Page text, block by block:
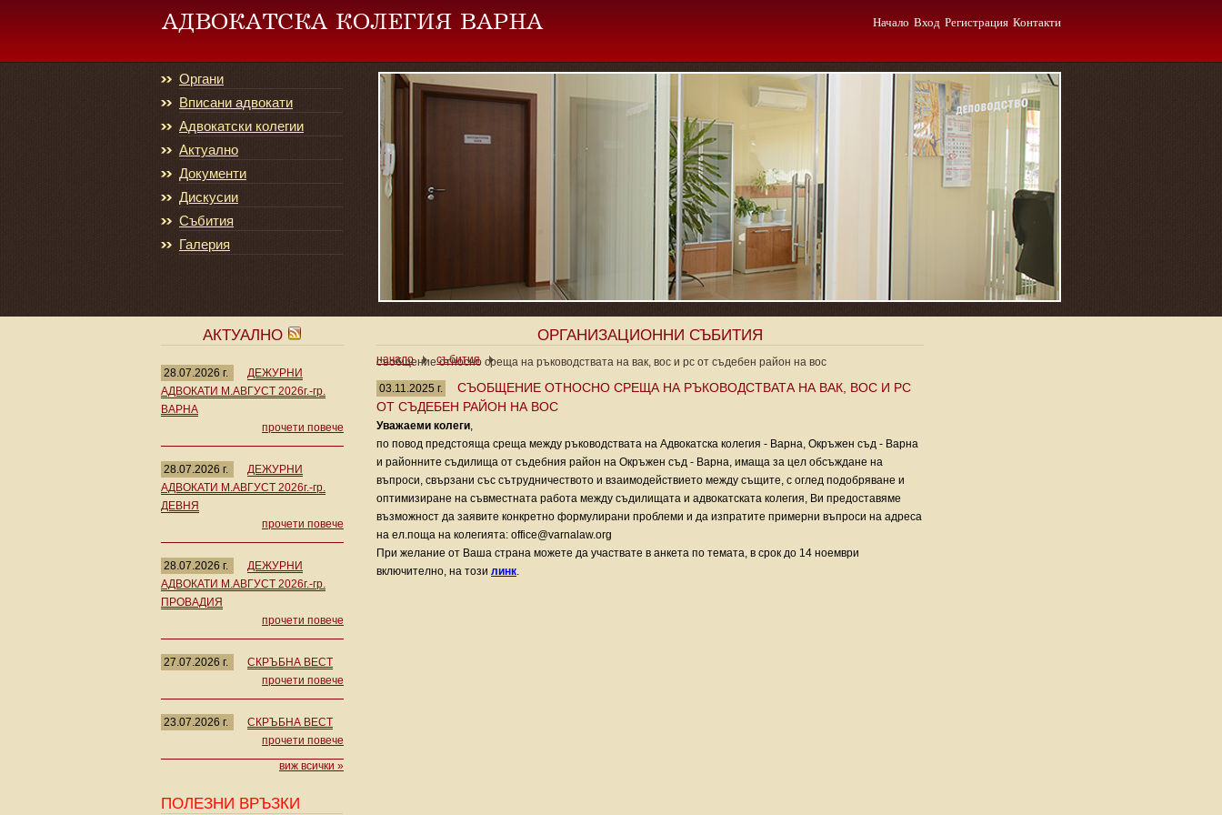
Начало Вход Регистрация Контакти
Органи
Вписани адвокати
Адвокатски колегии
Актуално
Документи
Дискусии
Събития
Галерия
АКТУАЛНО
28.07.2026 г.
ДЕЖУРНИ
АДВОКАТИ М.АВГУСТ 2026г.-гр.
ВАРНА
прочети повече
28.07.2026 г.
ДЕЖУРНИ
АДВОКАТИ М.АВГУСТ 2026г.-гр.
ДЕВНЯ
прочети повече
28.07.2026 г.
ДЕЖУРНИ
АДВОКАТИ М.АВГУСТ 2026г.-гр.
ПРОВАДИЯ
прочети повече
27.07.2026 г.
СКРЪБНА ВЕСТ
прочети повече
23.07.2026 г.
СКРЪБНА ВЕСТ
прочети повече
виж всички »
ПОЛЕЗНИ ВРЪЗКИ
ОРГАНИЗАЦИОННИ СЪБИТИЯ
начало събития
съобщение относно среща на ръководствата на вак, вос и рс от съдебен район на вос
03.11.2025 г.
СЪОБЩЕНИЕ ОТНОСНО СРЕЩА НА РЪКОВОДСТВАТА НА ВАК, ВОС И РС
ОТ СЪДЕБЕН РАЙОН НА ВОС
Уважаеми колеги,
по повод предстояща среща между ръководствата на Адвокатска колегия - Варна, Окръжен съд - Варна
и районните съдилища от съдебния район на Окръжен съд - Варна, имаща за цел обсъждане на
въпроси, свързани със сътрудничеството и взаимодействието между същите, с оглед подобряване и
оптимизиране на съвместната работа между съдилищата и адвокатската колегия, Ви предоставяме
възможност да заявите конкретно формулирани проблеми и да изпратите примерни въпроси на адреса
на ел.поща на колегията: office@varnalaw.org
При желание от Ваша страна можете да участвате в анкета по темата, в срок до 14 ноември
включително, на този линк.